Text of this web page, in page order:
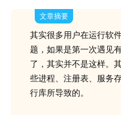
文章摘要
其实很多用户在运行软
题，如果是第一次遇见
了，其实并不是这样。
些进程、注册表、服务
行库所导致的。